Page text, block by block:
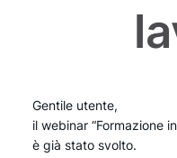
Gentile utente,
il webinar “Formazione
è già stato svolto.